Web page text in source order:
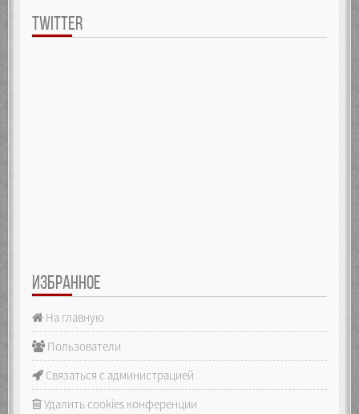
TWITTER
ИЗБРАННОЕ
На главную
Пользователи
Связаться с администрацией
Удалить cookies конференции